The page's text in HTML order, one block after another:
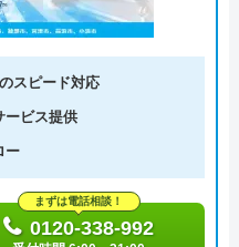
スピード対応
ービス提供
ー
まずは電話相談！
0120-338-992